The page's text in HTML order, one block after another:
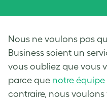
Nous ne voulons pas
Business soient un
vous oubliez que vous
parce que notre équipe
contraire, nous